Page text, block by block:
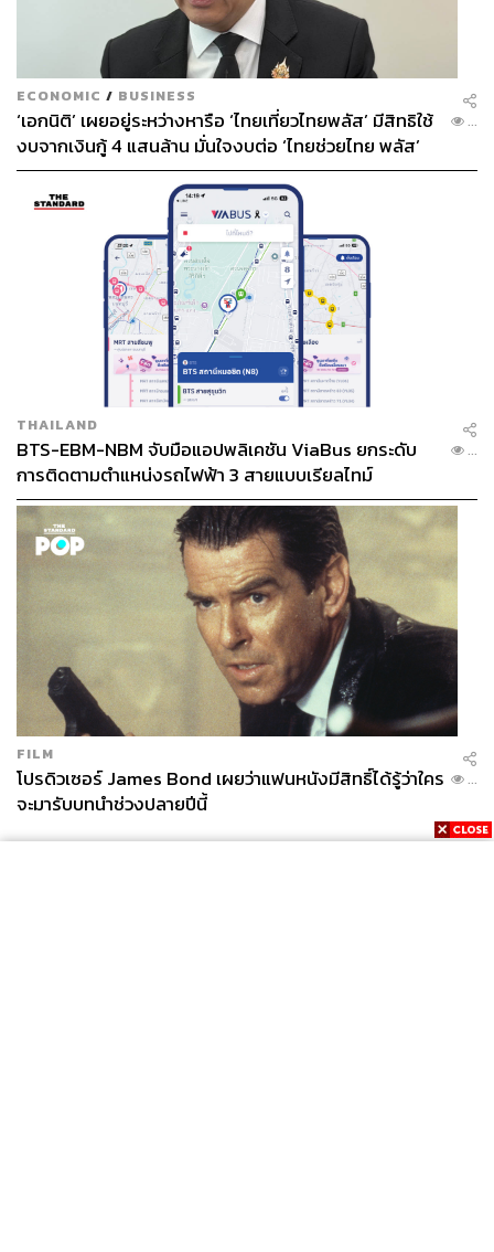
ECONOMIC / BUSINESS
‘เอกนิติ’ เผยอยู่ระหว่างหารือ ‘ไทยเที่ยวไทยพลัส’ มีสิทธิใช้
งบจากเงินกู้ 4 แสนล้าน มั่นใจงบต่อ ‘ไทยช่วยไทย พลัส’
เฟส 2 มีเพียงพอ
...
THAILAND
BTS-EBM-NBM จับมือแอปพลิเคชัน ViaBus ยกระดับ
การติดตามตำแหน่งรถไฟฟ้า 3 สายแบบเรียลไทม์
...
FILM
โปรดิวเซอร์ James Bond เผยว่าแฟนหนังมีสิทธิ์ได้รู้ว่าใคร
จะมารับบทนำช่วงปลายปีนี้
...